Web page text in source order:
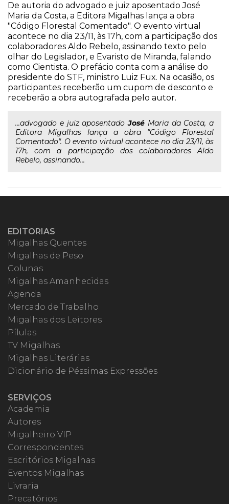
De autoria do advogado e juiz aposentado José
Maria da Costa, a Editora Migalhas lança a obra
"Código Florestal Comentado". O evento virtual
acontece no dia 23/11, às 17h, com a participação dos
colaboradores Aldo Rebelo, assinando texto pelo
olhar do Legislador, e Evaristo de Miranda, falando
como Cientista. O prefácio conta com a análise do
presidente do STF, ministro Luiz Fux. Na ocasião, os
participantes receberão um cupom de desconto e
receberão a obra autografada pelo autor.
...advogado e juiz aposentadoJosé Maria da Costa, a
Editora Migalhas lança a obra "Código Florestal
Comentado". O evento virtual acontece no dia 23/11, às
17h, com a participação dos colaboradores Aldo
Rebelo, assinando...
EDITORIAS
Migalhas Quentes
Migalhas de Peso
Colunas
Migalhas Amanhecidas
Agenda
Mercado de Trabalho
Migalhas dos Leitores
Pílulas
TV Migalhas
Migalhas Literárias
Dicionário de Péssimas Expressões
SERVIÇOS
Academia
Autores
Migalheiro VIP
Correspondentes
Escritórios Migalhas
Eventos Migalhas
Livraria
Precatórios